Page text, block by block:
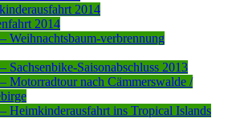
2014
2014
Weihnachtsbaum-verbrennung
Sachsenbike-Saisonabschluss 2013
Motorradtour nach Cämmerswalde /
Heimkinderausfahrt ins Tropical Islands